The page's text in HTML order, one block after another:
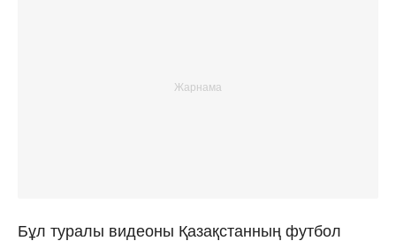
Бұл туралы видеоны Қазақстанның футбол